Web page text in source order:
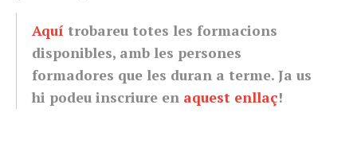
Aquí trobareu totes les formacions
disponibles, amb les persones
formadores que les duran a terme. Ja us
hi podeu inscriure en aquest enllaç!